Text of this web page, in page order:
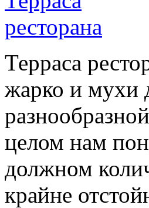
Терраса
жарко и мухи
целом нам
должном
крайне